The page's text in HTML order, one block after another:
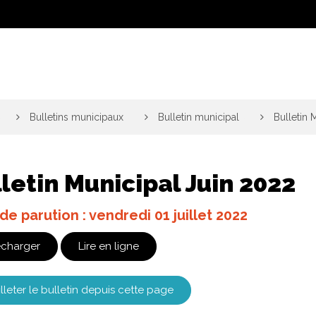
Bulletins municipaux Bulletin municipal Bulletin
Municipal Juin 2022
parution : vendredi 01 juillet 2022
Lire en ligne
le bulletin depuis cette page